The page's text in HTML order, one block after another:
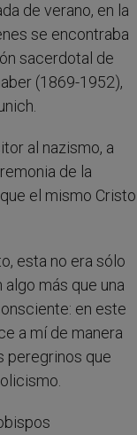
de verano, en la
se encontraba
sacerdotal de
(1869-1952),
al nazismo, a
de la
el mismo Cristo
esta no era sólo
más que una
en este
a mí de manera
peregrinos que